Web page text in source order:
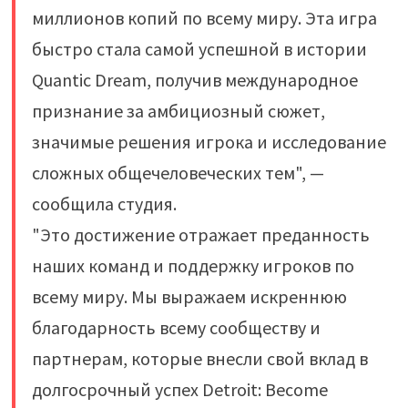
миллионов копий по всему миру. Эта игра
быстро стала самой успешной в истории
Quantic Dream, получив международное
признание за амбициозный сюжет,
значимые решения игрока и исследование
сложных общечеловеческих тем", —
сообщила студия.
"Это достижение отражает преданность
наших команд и поддержку игроков по
всему миру. Мы выражаем искреннюю
благодарность всему сообществу и
партнерам, которые внесли свой вклад в
долгосрочный успех Detroit: Become